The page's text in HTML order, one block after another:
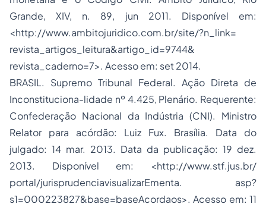
Grande, XIV, n. 89, jun 2011. Disponível em:
<http://www.ambitojuridico.com.br/site/?n_link=
revista_artigos_leitura&artigo_id=9744&
revista_caderno=7>. Acesso em: set 2014.
BRASIL. Supremo Tribunal Federal. Ação Direta de
Inconstituciona-lidade nº 4.425, Plenário. Requerente:
Confederação Nacional da Indústria (CNI). Ministro
Relator para acórdão: Luiz Fux. Brasília. Data do
julgado: 14 mar. 2013. Data da publicação: 19 dez.
2013. Disponível em: <http://www.stf.jus.br/
portal/jurisprudenciavisualizarEmenta. asp?
s1=000223827&base=baseAcordaos>. Acesso em: 11